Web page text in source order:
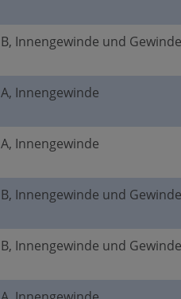
B, Innengewinde und
A, Innengewinde
A, Innengewinde
B, Innengewinde und
B, Innengewinde und